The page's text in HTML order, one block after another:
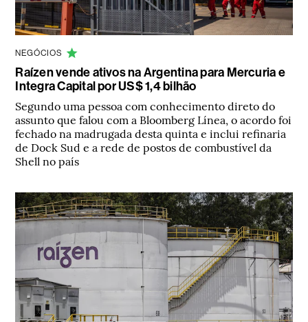
NEGÓCIOS
Raízen vende ativos na Argentina para Mercuria e
Integra Capital por US$ 1,4 bilhão
Segundo uma pessoa com conhecimento direto do
assunto que falou com a Bloomberg Línea, o acordo foi
fechado na madrugada desta quinta e inclui refinaria
de Dock Sud e a rede de postos de combustível da
Shell no país